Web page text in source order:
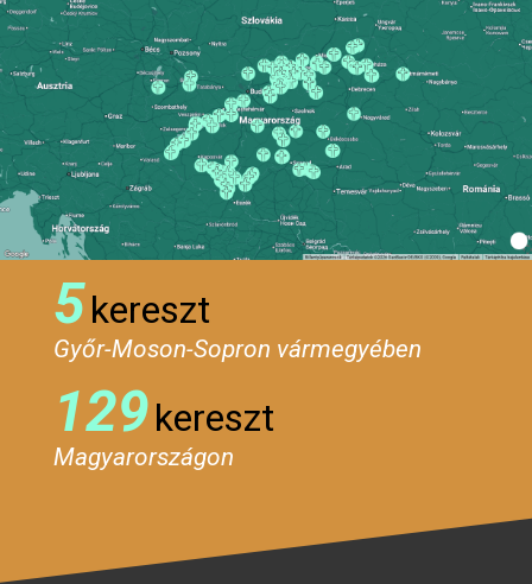
5kereszt
Győr-Moson-Sopron vármegyében
129kereszt
Magyarországon